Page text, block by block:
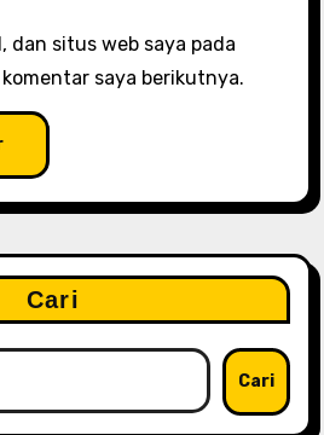
dan situs web saya pada
saya berikutnya.
Cari
Cari